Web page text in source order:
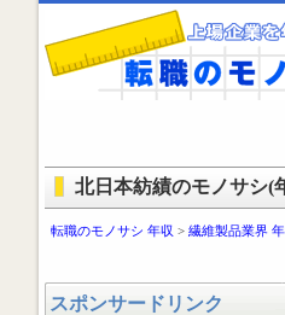
北日本紡績のモノサシ(
転職のモノサシ 年収 > 繊維製品業界
スポンサードリンク